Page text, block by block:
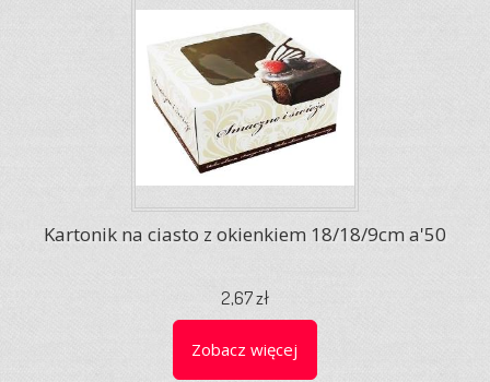
Kartonik na ciasto z okienkiem 18/18/9cm a'50
2,67 zł
Zobacz więcej